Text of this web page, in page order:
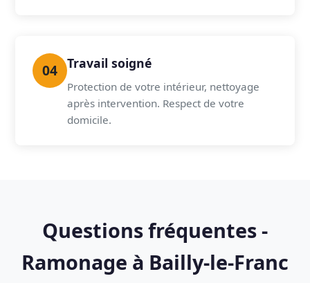
04 Travail soigné
Protection de votre intérieur, nettoyage
après intervention. Respect de votre
domicile.
Questions fréquentes -
Ramonage à Bailly-le-Franc